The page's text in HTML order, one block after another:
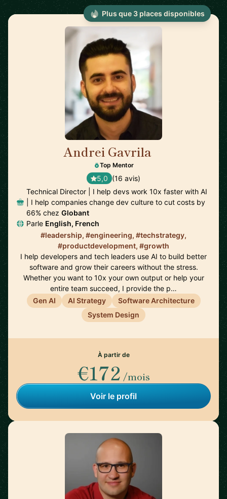
Andrei Gavrila
Top Mentor
5,0 (16 avis)
Technical Director | I help devs work 10x faster with AI
| I help companies change dev culture to cut costs by
66% chez Globant
Parle English, French
#leadership, #engineering, #techstrategy,
#productdevelopment, #growth
I help developers and tech leaders use AI to build better
software and grow their careers without the stress.
Whether you want to 10x your own output or help your
entire team succeed, I provide the p…
Gen AI
AI Strategy
Software Architecture
System Design
À partir de
€172 /mois
Voir le profil
Plus que 3 places disponibles